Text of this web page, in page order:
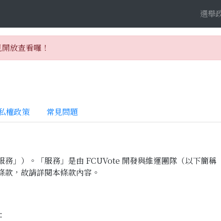
選舉
放查看囉！
權政策 常見問題
」）。「服務」是由 FCUVote 開發與維運團隊（以下簡稱
，故請詳閱本條款內容。